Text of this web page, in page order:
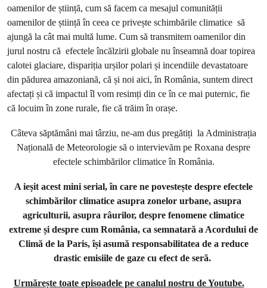
oamenilor de știință, cum să facem ca mesajul comunității
oamenilor de știință în ceea ce privește schimbările climatice să
ajungă la cât mai multă lume. Cum să transmitem oamenilor din
jurul nostru că efectele încălzirii globale nu înseamnă doar topirea
calotei glaciare, dispariția urșilor polari și incendiile devastatoare
din pădurea amazoniană, că și noi aici, în România, suntem direct
afectați și că impactul îl vom resimți din ce în ce mai puternic, fie
că locuim în zone rurale, fie că trăim în orașe.
Câteva săptămâni mai târziu, ne-am dus pregătiți la Administrația
Națională de Meteorologie să o intervievăm pe Roxana despre
efectele schimbărilor climatice în România.
A ieșit acest mini serial, în care ne povestește despre efectele
schimbărilor climatice asupra zonelor urbane, asupra
agriculturii, asupra râurilor, despre fenomene climatice
extreme și despre cum România, ca semnatară a Acordului de
Climă de la Paris, își asumă responsabilitatea de a reduce
drastic emisiile de gaze cu efect de seră.
Urmărește toate episoadele pe canalul nostru de Youtube.